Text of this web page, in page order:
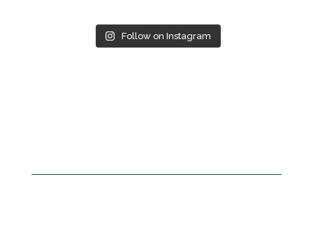
Follow on Instagram